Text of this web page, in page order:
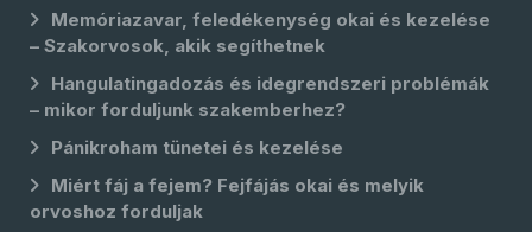
Memóriazavar, feledékenység okai és kezelése
– Szakorvosok, akik segíthetnek
Hangulatingadozás és idegrendszeri problémák
– mikor forduljunk szakemberhez?
Pánikroham tünetei és kezelése
Miért fáj a fejem? Fejfájás okai és melyik
orvoshoz forduljak